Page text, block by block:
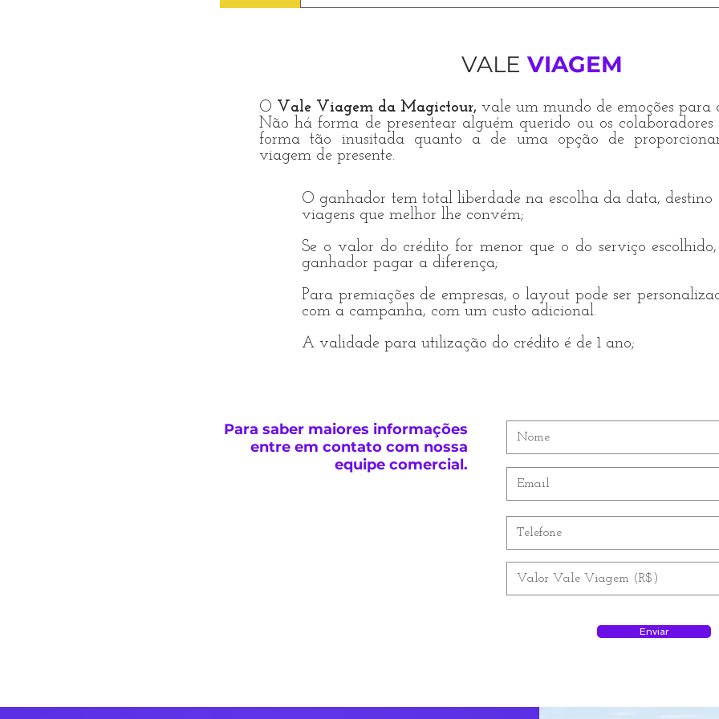
requisitos, temos a acomodação certa para suas férias.
Festivais de arte e música, eventos esportivos, séries de shows,
International Fringe Festival, o Magical Dining Month, em setembro, e
Estados Unidos
VALE VIAGEM
O Vale Viagem da Magictour, vale um mundo de emoções para
Não há forma de presentear alguém querido ou os
forma tão inusitada quanto a de uma opção de
viagem de presente.
O ganhador tem total liberdade na escolha da data, destino
viagens que melhor lhe convém;
Se o valor do crédito for menor que o do serviço
ganhador pagar a diferença;
Para premiações de empresas, o layout pode ser
com a campanha, com um custo adicional.
A validade para utilização do crédito é de 1 ano;
Para saber maiores informações
entre em contato com nossa
equipe comercial.
Enviar